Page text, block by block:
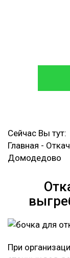
Сейчас Вы тут:
Главная -
Домодедово
При